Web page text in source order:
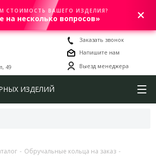
0
49
Заказать звонок
Напишите нам
Выезд менеджера
ИЗДЕЛИЙ
- Обручальные кольца на заказ -
СТОИМОСТЬ ВАШЕГО ИЗДЕЛИЯ?
на несколько вопросов»